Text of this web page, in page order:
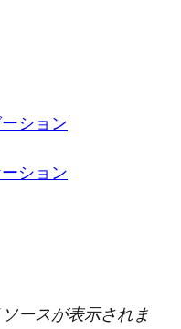
ション
ション
ースが表示されま